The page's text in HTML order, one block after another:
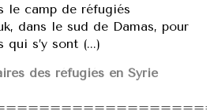
le camp de réfugiés
dans le sud de Damas, pour
qui s’y sont (...)
des réfugiés en Syrie